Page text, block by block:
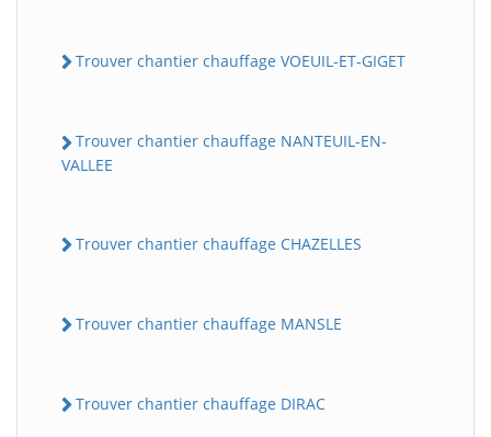
Trouver chantier chauffage VOEUIL-ET-GIGET
Trouver chantier chauffage NANTEUIL-EN-
VALLEE
Trouver chantier chauffage CHAZELLES
Trouver chantier chauffage MANSLE
Trouver chantier chauffage DIRAC